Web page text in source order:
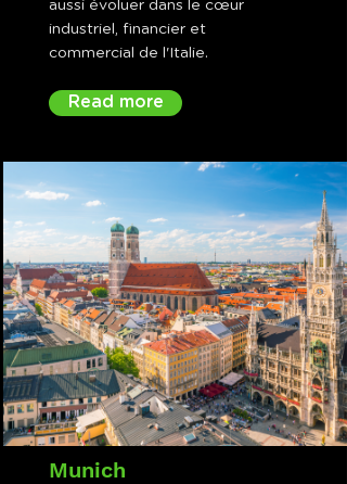
aussi évoluer dans le cœur
industriel, financier et
commercial de l'Italie.
Read more
Munich